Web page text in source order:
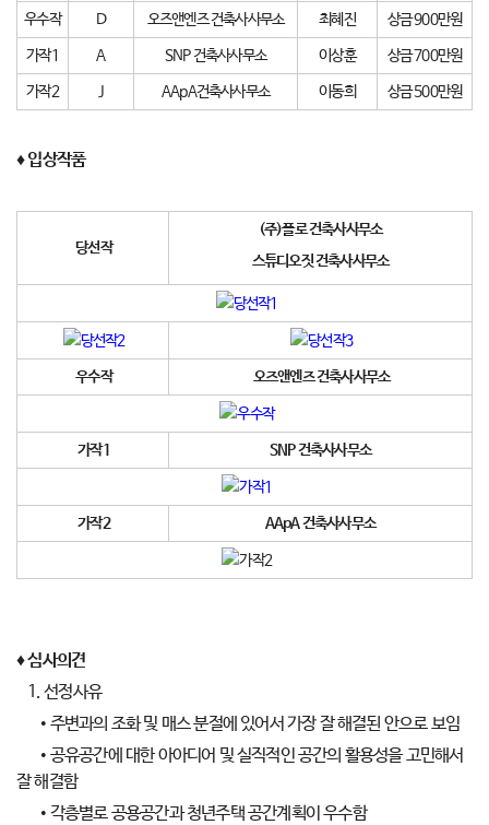
우수작 D 오즈앤엔즈 건축사사무소 최혜진 상금 900만원
가작1 A SNP 건축사사무소 이상훈 상금 700만원
가작2 J AApA건축사사무소 이동희 상금 500만원
♦ 입상작품
당선작
(주)플로 건축사사무소
스튜디오짓 건축사사무소
우수작 오즈앤엔즈 건축사사무소
가작1 SNP 건축사사무소
가작2 AApA 건축사사무소
♦ 심사의견
1. 선정사유
• 주변과의 조화 및 매스 분절에 있어서 가장 잘 해결된 안으로 보임
• 공유공간에 대한 아아디어 및 실직적인 공간의 활용성을 고민해서
잘 해결함
• 각층별로 공용공간과 청년주택 공간계획이 우수함